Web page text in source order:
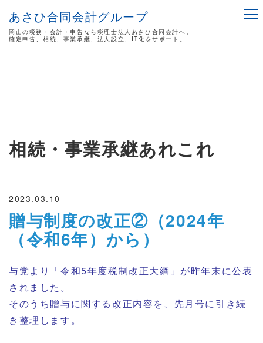
あさひ合同会計グループ
岡山の税務・会計・申告なら税理士法人あさひ合同会計へ。
確定申告、相続、事業承継、法人設立、IT化をサポート。
相続・事業承継あれこれ
2023.03.10
贈与制度の改正②（2024年
（令和6年）から）
与党より「令和5年度税制改正大綱」が昨年末に公表
されました。
そのうち贈与に関する改正内容を、先月号に引き続
き整理します。